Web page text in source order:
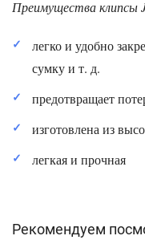
Преимущества клипсы
легко и удобно
сумку и т. д.
предотвращает
изготовлена из
легкая и прочная
Рекомендуем